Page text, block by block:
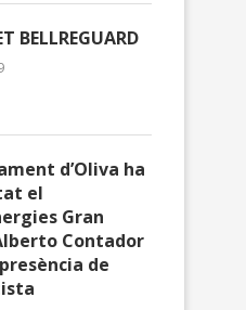
DE PROTECCIÓ...
BELLREGUARD
d’Oliva ha
el
Gran
Contador
de